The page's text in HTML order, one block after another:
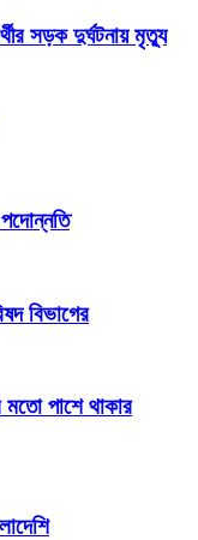
সড়ক দুর্ঘটনায় মৃত্যু
বিভাগের
পাশে থাকার